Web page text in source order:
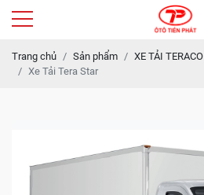
Trang chủ Sản phẩm XE TẢI TERACO
Xe Tải Tera Star